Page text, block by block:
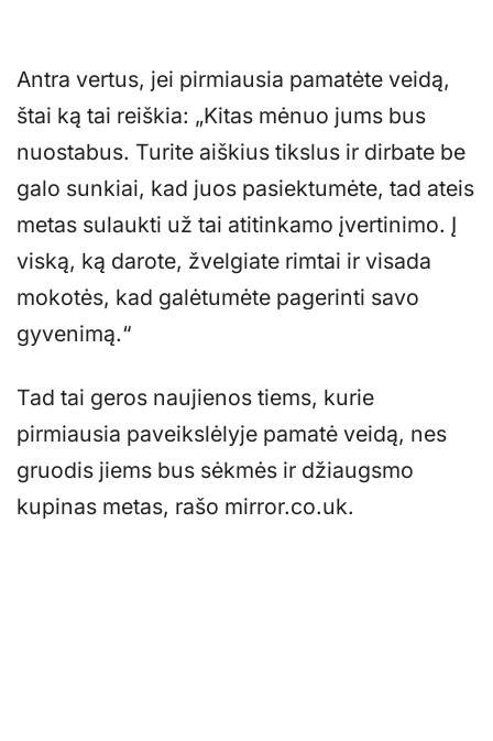
Antra vertus, jei pirmiausia pamatėte veidą,
štai ką tai reiškia: „Kitas mėnuo jums bus
nuostabus. Turite aiškius tikslus ir dirbate be
galo sunkiai, kad juos pasiektumėte, tad ateis
metas sulaukti už tai atitinkamo įvertinimo. Į
viską, ką darote, žvelgiate rimtai ir visada
mokotės, kad galėtumėte pagerinti savo
gyvenimą.“
Tad tai geros naujienos tiems, kurie
pirmiausia paveikslėlyje pamatė veidą, nes
gruodis jiems bus sėkmės ir džiaugsmo
kupinas metas, rašo mirror.co.uk.